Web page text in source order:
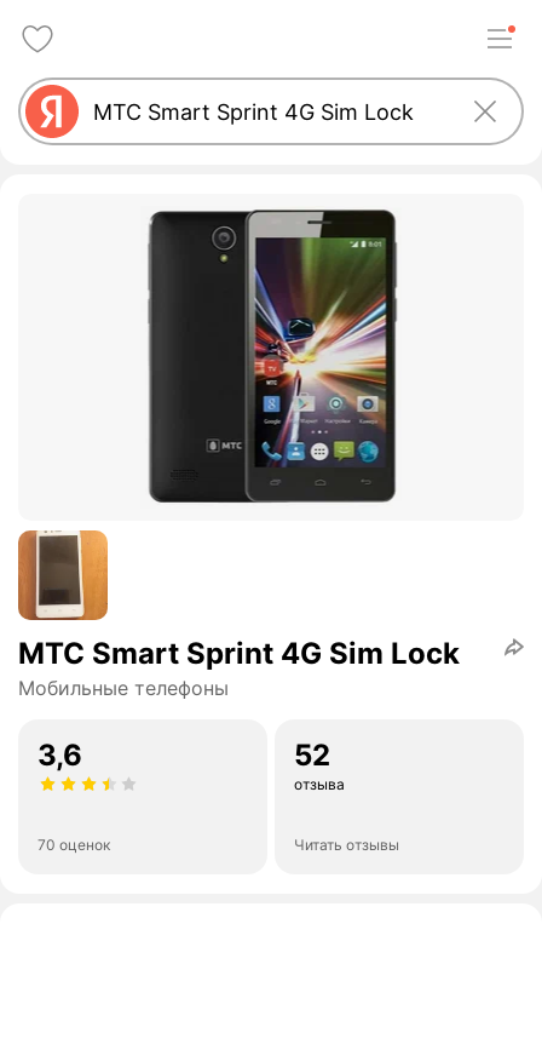
МТС Smart Sprint 4G Sim Lock
Мобильные телефоны
3,6
70 оценок
52
отзыва
Читать отзывы